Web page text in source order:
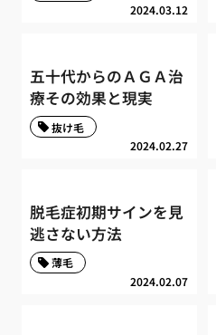
2024.03.12
五十代からのＡＧＡ治
療その効果と現実
2024.02.27
抜け毛
脱毛症初期サインを見
逃さない方法
2024.02.07
薄毛